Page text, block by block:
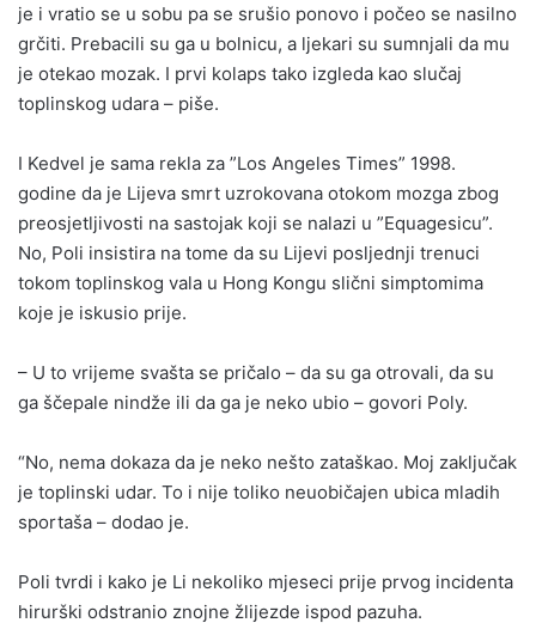
je i vratio se u sobu pa se srušio ponovo i počeo se nasilno
grčiti. Prebacili su ga u bolnicu, a ljekari su sumnjali da mu
je otekao mozak. I prvi kolaps tako izgleda kao slučaj
toplinskog udara – piše.
I Kedvel je sama rekla za ”Los Angeles Times” 1998.
godine da je Lijeva smrt uzrokovana otokom mozga zbog
preosjetljivosti na sastojak koji se nalazi u ”Equagesicu”.
No, Poli insistira na tome da su Lijevi posljednji trenuci
tokom toplinskog vala u Hong Kongu slični simptomima
koje je iskusio prije.
– U to vrijeme svašta se pričalo – da su ga otrovali, da su
ga ščepale nindže ili da ga je neko ubio – govori Poly.
“No, nema dokaza da je neko nešto zataškao. Moj zaključak
je toplinski udar. To i nije toliko neuobičajen ubica mladih
sportaša – dodao je.
Poli tvrdi i kako je Li nekoliko mjeseci prije prvog incidenta
hirurški odstranio znojne žlijezde ispod pazuha.